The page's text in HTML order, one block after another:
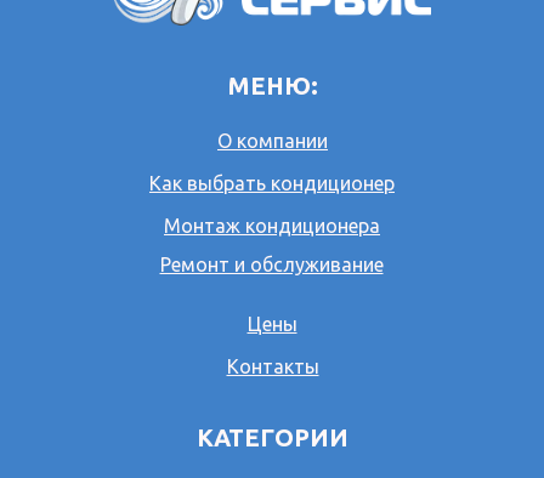
МЕНЮ:
О компании
Как выбрать кондиционер
Цены
Ремонт и обслуживание
Контакты
КАТЕГОРИИ
Монтаж кондиционера